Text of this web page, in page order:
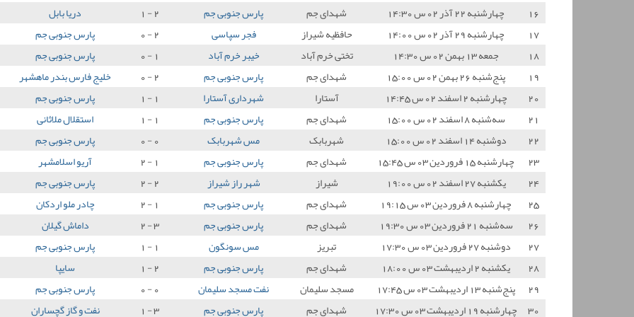
16
چهارشنبه 22 آذر 02 س 14:30 شهدای جم پارس جنوبی جم 2 - 1 دریا بابل
17
چهارشنبه 29 آذر 02 س 14:00 حافظیه شیراز فجر سپاسی 2 - 0 پارس جنوبی جم
18
جمعه 13 بهمن 02 س 14:30 تختی خرم آباد خیبر خرم آباد 1 - 0 پارس جنوبی جم
19
پنج‌شنبه 26 بهمن 02 س 15:00 شهدای جم پارس جنوبی جم 2 - 0 خلیج فارس بندر ماهشهر
20
چهارشنبه 2 اسفند 02 س 14:45 آستارا شهرداری آستارا 1 - 1 پارس جنوبی جم
21
سه‌شنبه 8 اسفند 02 س 15:00 شهدای جم پارس جنوبی جم 1 - 1 استقلال ملاثانی
22
دوشنبه 14 اسفند 02 س 15:00 شهربابک مس شهربابک 0 - 0 پارس جنوبی جم
23
چهارشنبه 15 فروردین 03 س 15:45 شهدای جم پارس جنوبی جم 1 - 2 آریو اسلامشهر
24
یکشنبه 27 اسفند 02 س 19:00 شیراز شهر راز شیراز 2 - 2 پارس جنوبی جم
25
چهارشنبه 8 فروردین 03 س 19:15 شهدای جم پارس جنوبی جم 1 - 2 چادر ملو اردکان
26
سه‌شنبه 21 فروردین 03 س 19:30 شهدای جم پارس جنوبی جم 3 - 2 داماش گیلان
27
دوشنبه 27 فروردین 03 س 17:30 تبریز مس سونگون 1 - 1 پارس جنوبی جم
28
یکشنبه 2 اردیبهشت 03 س 18:00 شهدای جم پارس جنوبی جم 2 - 1 سایپا
29
پنج‌شنبه 13 اردیبهشت 03 س 17:45 مسجد سلیمان نفت مسجد سلیمان 0 - 0 پارس جنوبی جم
30 چهارشنبه 19 اردیبهشت 03 س 17:30 شهدای جم پارس جنوبی جم 3 - 1 نفت و گاز گچساران